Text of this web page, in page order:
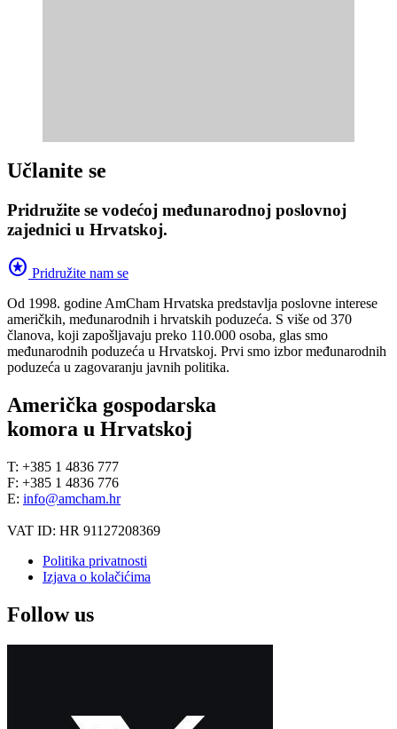
Učlanite se
Pridružite se vodećoj međunarodnoj poslovnoj
zajednici u Hrvatskoj.
stars Pridružite nam se
Od 1998. godine AmCham Hrvatska predstavlja poslovne interese
američkih, međunarodnih i hrvatskih poduzeća. S više od 370
članova, koji zapošljavaju preko 110.000 osoba, glas smo
međunarodnih poduzeća u Hrvatskoj. Prvi smo izbor međunarodnih
poduzeća u zagovaranju javnih politika.
Američka gospodarska
komora u Hrvatskoj
T: +385 1 4836 777
F: +385 1 4836 776
E: info@amcham.hr
VAT ID: HR 91127208369
Politika privatnosti
Izjava o kolačićima
Follow us